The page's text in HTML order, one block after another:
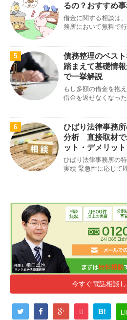
るの？おすすめ
借金に関する相談は
務所において無料で
5
債務整理のベス
踏まえて基礎情
で一挙解説
もし多額の借金を抱
借金を返せなくなっ
6
ひばり法律事務
分析 直接取材で
ット・デメリット
ひばり法律事務所の
実績 緊急性に応じて
今すぐ電話相談
B!